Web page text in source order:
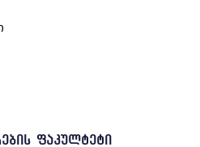
ფაკულტეტი